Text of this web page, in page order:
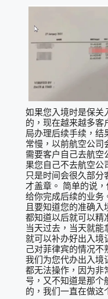
如果您入境时是保关
的，现在越来越多客
局办理后续手续，结
常慢，以前航空公司
需要客户自己去航空
果您自己不去航空公
只是时间会很久部分
才盖章。 简单的说
给你完成后续的业务
且要知道您的准确入
都知道以后就可以精
当天过去，当天就能
就可以补办好出入境
己对菲律宾的情况不
我们为您代办出入境
都无法操作，因为非
号，又不知道是那个
的，我们一直在做这